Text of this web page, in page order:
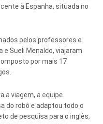
à Espanha, situada no
pelos professores e
e Sueli Menaldo, viajaram
por mais 17
a viagem, a equipe
do robô e adaptou todo o
de pesquisa para o inglês,